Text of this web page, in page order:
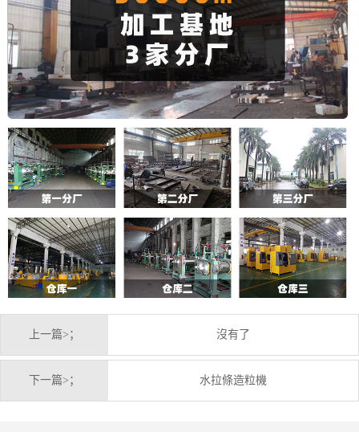
上一篇>； 沒有了
下一篇>； 水拉條造粒機